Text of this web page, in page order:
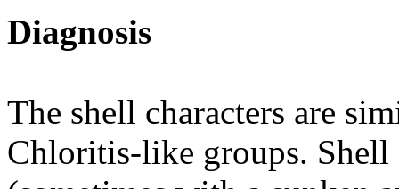
Diagnosis
The shell characters are
Chloritis-like groups. Shell